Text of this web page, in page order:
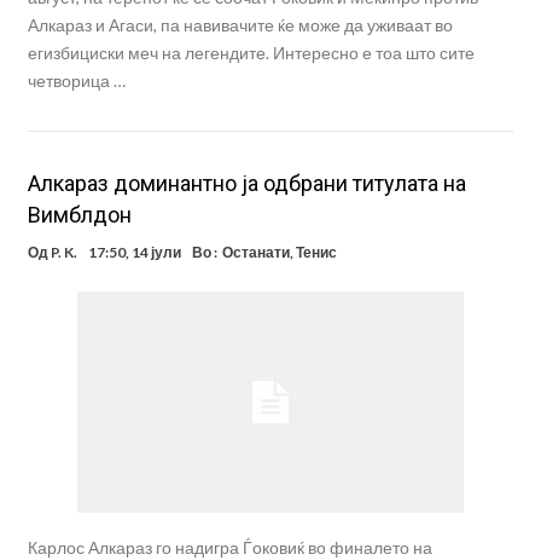
Алкараз и Агаси, па навивачите ќе може да уживаат во
егизбициски меч на легендите. Интересно е тоа што сите
четворица …
Алкараз доминантно ја одбрани титулата на
Вимблдон
Од P. K. 17:50, 14 јули Во : Останати, Тенис
Карлос Алкараз го надигра Ѓоковиќ во финалето на